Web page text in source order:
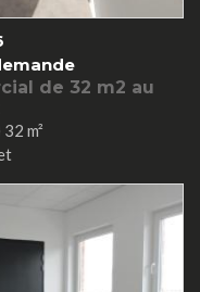
de 32 m2 au
m²